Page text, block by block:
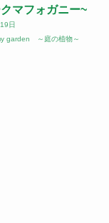
マフォガニー~
日
garden ～庭の植物～